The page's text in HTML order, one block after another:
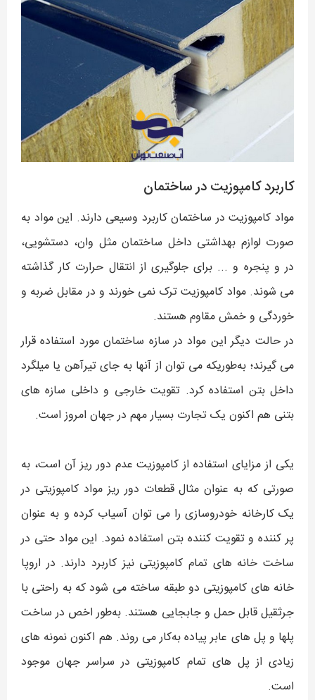
کاربرد کامپوزیت در ساختمان
مواد کامپوزیت در ساختمان کاربرد وسیعی دارند. این مواد به
صورت لوازم بهداشتی داخل ساختمان مثل وان، دستشویی،
در و پنجره و ... برای جلوگیری از انتقال حرارت کار گذاشته
می شوند. مواد کامپوزیت ترک نمی خورند و در مقابل ضربه و
خوردگی و خمش مقاوم هستند.
در حالت دیگر این مواد در سازه ساختمان مورد استفاده قرار
می گیرند؛ به‌طوریکه می توان از آنها به جای تیرآهن یا میلگرد
داخل بتن استفاده کرد. تقویت خارجی و داخلی سازه های
بتنی هم اکنون یک تجارت بسیار مهم در جهان امروز است.
یکی از مزایای استفاده از کامپوزیت عدم دور ریز آن است،‌ به
صورتی که به عنوان مثال قطعات دور ریز مواد کامپوزیتی در
یک کارخانه خودروسازی را می توان آسیاب کرده و به عنوان
پر کننده و تقویت کننده بتن استفاده نمود. این مواد حتی در
ساخت خانه های تمام کامپوزیتی نیز کاربرد دارند. در اروپا
خانه های کامپوزیتی دو طبقه ساخته می شود که به راحتی با
جرثقیل قابل حمل و جابجایی هستند. به‌طور اخص در ساخت
پلها و پل های عابر پیاده به‌کار می روند. هم اکنون نمونه های
زیادی از پل های تمام کامپوزیتی در سراسر جهان موجود
است.